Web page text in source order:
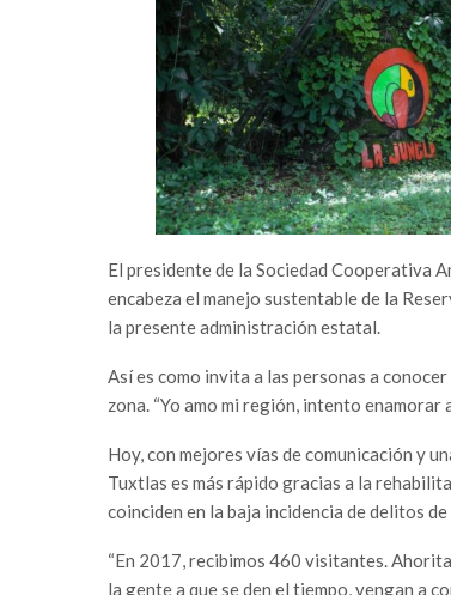
El presidente de la Sociedad Cooperativa
encabeza el manejo sustentable de la
la presente administración estatal.
Así es como invita a las personas a
zona. “Yo amo mi región, intento enamorar
Hoy, con mejores vías de comunicación y
Tuxtlas es más rápido gracias a la
coinciden en la baja incidencia de delitos
“En 2017, recibimos 460 visitantes.
la gente a que se den el tiempo, vengan a